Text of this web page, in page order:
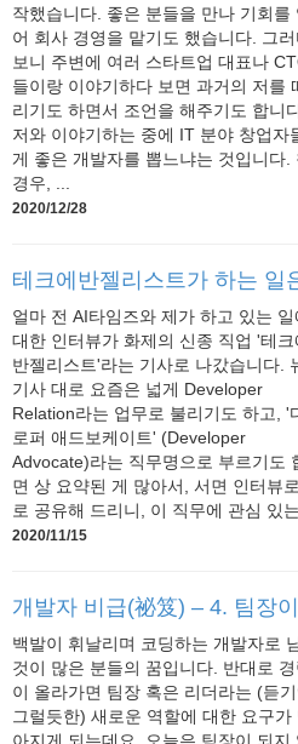
작했습니다. 좋은 분들을 만나 기회를
어 회사 경영을 맡기도 했습니다. 그
보니 주변에 여러 스타트업 대표나
들이랑 이야기하다 보면 과거의 저를
리기도 하면서 조언을 해주기도 합니
저와 이야기하는 중에 IT 분야 창업자
게 좋은 개발자를 뽑느냐는 것입니다
경우, ...
2020/12/28
테크에반젤리스트가 하는 일
얼마 전 AI타임즈와 제가 하고 있는 일
대한 인터뷰가 화제의 신종 직업 '테크
반젤리스트'라는 기사로 나갔습니다.
기사 대로 요즘은 넓게 Developer
Relation라는 업무로 불리기도 하고, '
로퍼 애드보케이트' (Developer
Advocate)라는 직무명으로 부르기도
면 상 요약된 게 많아서, 서면 인터뷰
로 공유해 드리니, 이 직무에 관심 있는
2020/11/15
개발자 비급(祕笈) – 4. 팀장
백발이 휘날리며 코딩하는 개발자로
것이 많은 분들의 꿈입니다. 반대로 경
이 올라가면 팀장 혹은 리더라는 (듣기
그럴듯한) 새로운 역할에 대한 요구가
아지게 되는데요. 오늘은 팀장이 되지